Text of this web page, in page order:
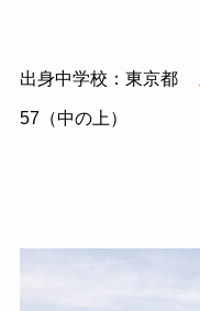
出身中学校：東京都
57（中の上）